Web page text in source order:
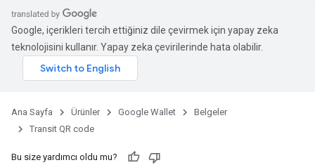
Google, içerikleri tercih ettiğiniz dile çevirmek için yapay zeka
teknolojisini kullanır. Yapay zeka çevirilerinde hata olabilir.
Ana Sayfa Ürünler Google Wallet
Belgeler
Transit QR code
Bu size yardımcı oldu mu?